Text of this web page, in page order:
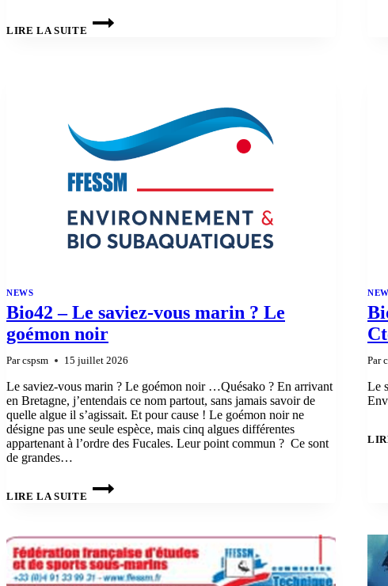
LIRE LA SUITE
PRÉ-
INSCRIPTION
NEWS
Bio42 – Le saviez-vous marin ? Le
goémon noir
Par cspsm 15 juillet 2026
Le saviez-vous marin ? Le goémon noir …Quésako ? En arrivant
en Bretagne, j’entendais ce nom partout, sans jamais savoir de
quelle algue il s’agissait. Et pour cause ! Le goémon noir ne
désigne pas une seule espèce, mais cinq algues différentes
appartenant à l’ordre des Fucales. Leur point commun ? Ce sont
de grandes…
LIRE LA SUITE
BIO42
MARIN
?
LE
GOÉMON
Par
Le